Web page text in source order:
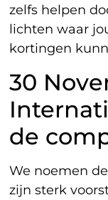
zelfs helpen
lichten waar
kortingen
30
de
We noemen
zijn sterk